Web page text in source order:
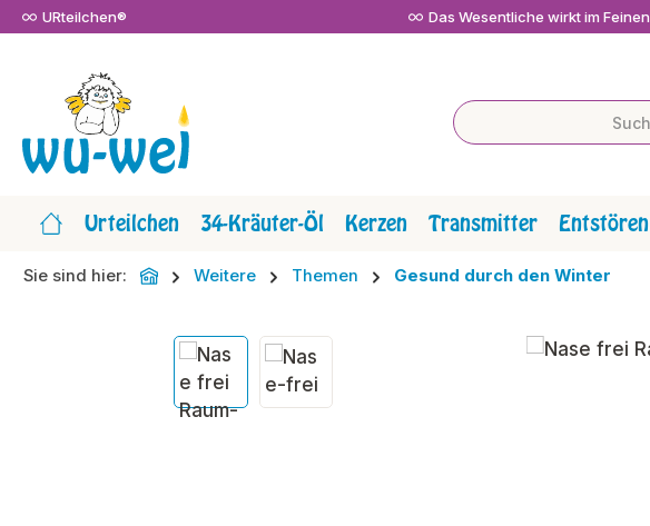
Hauptinhalt springen
Zur Suche springen
Zur Hauptnavigation springen
URteilchen® Das Wesentliche wirkt im Feinen
Urteilchen 34-Kräuter-Öl Kerzen Transmitter Entstören
Sie sind hier: Weitere Themen Gesund durch den Winter
Bildergalerie überspringen